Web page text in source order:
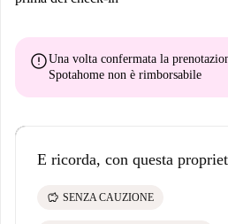
errorUna volta confermata la
Spotahome non è rimborsabile
E ricorda, con questa
savings SENZA CAUZIONE